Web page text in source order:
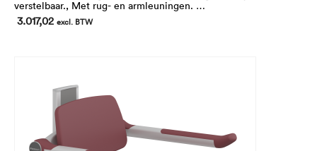
verstelbaar., Met rug- en armleuningen.
In hoogte 195 mm verstelbaar.
Voor montage op de horizontale PLUS wandrail (niet
3.017,02 excl. BTW